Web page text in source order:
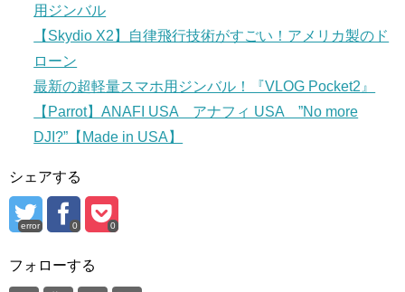
用ジンバル
【Skydio X2】自律飛行技術がすごい！アメリカ製のド
ローン
最新の超軽量スマホ用ジンバル！『VLOG Pocket2』
【Parrot】ANAFI USA アナフィ USA ”No more
DJI?”【Made in USA】
シェアする
error 0 0
フォローする